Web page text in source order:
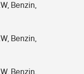
Benzin,
Benzin,
Benzin,